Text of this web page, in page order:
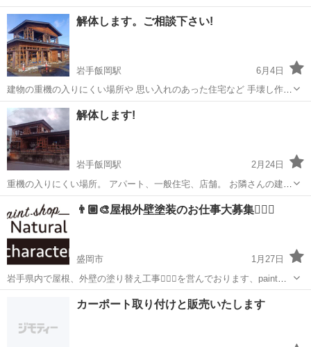
解体します。ご相談下さい!
岩手飯岡駅
6月4日
建物の重機の入りにくい場所や 思い入れのあった住宅など 手壊し作業
で解体をおこなっております。 その他、新築から リフォーム、解体、
基礎、エアコン設備まで ご相談下さい。 お見積もり無料。 YouTube
@user-vq4...
岩手 盛岡市 岩手飯岡駅
解体します!
岩手飯岡駅
2月24日
重機の入りにくい場所。 アパート、一般住宅、店舗。 お隣さんの建物
と くっついてしまってる 困った場所でも ご相談ください! YouTube
@user-vq4on2ic5y
岩手飯岡駅 リフォーム 建物
👨🏼‍🎨屋根外壁塗装のお仕事大募集👷🏼‍♂️
盛岡市
1月27日
岩手県内で屋根、外壁の塗り替え工事👷🏼‍♂️を営んでおります、paint
shop natural character （ペイント ショップ ナチュラル キャラク
ター)と申します☘️ 経歴24年の実績でお客様の屋根、...
その他 外壁塗装
カーポート取り付けと販売いたします